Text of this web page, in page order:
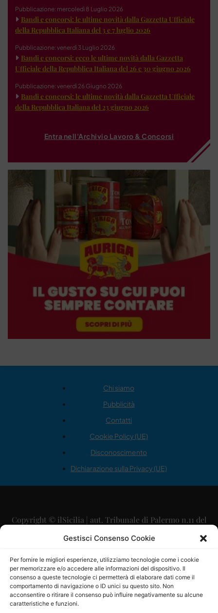
Gestisci Consenso Cookie
Per fornire le migliori esperienze, utilizziamo tecnologie come i cookie
per memorizzare e/o accedere alle informazioni del dispositivo. Il
consenso a queste tecnologie ci permetterà di elaborare dati come il
comportamento di navigazione o ID unici su questo sito. Non
acconsentire o ritirare il consenso può influire negativamente su alcune
caratteristiche e funzioni.
Pubblicazione: mercoledì 8 Luglio 2026
Bandi e concorsi: le ultime novità dalla Gazzetta Ufficiale
della Repubblica Italiana del 3 e 7 luglio 2026
Pubblicazione: venerdì 3 Luglio 2026
Bandi e concorsi: ecco le ultime novità dalla Gazzetta
Ufficiale della Repubblica Italiana del 26 e 30 giugno 2026
Pubblicazione: venerdì 26 Giugno 2026
Bandi e concorsi: le ultime novità dalla Gazzetta Ufficiale
della Repubblica Italiana del 23 giugno 2026
Entra nell'Archivio Lavoro & Concorsi
Chi siamo
Pubblicità
Contatti
Cookie Policy (UE)
Disconoscimento
Dichiarazione sulla Privacy (UE)
Copyright © ilSicilia | aut. Tribunale di Palermo n.11 del
29/09/2015
Direttore Editoriale: Maurizio Scaglione
Direttore Responsabile: Maria Calabrese